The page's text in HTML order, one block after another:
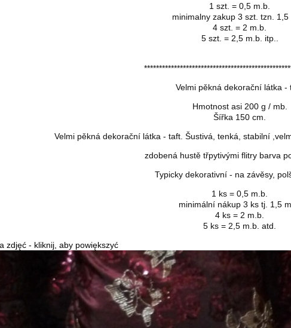
1 szt. = 0,5 m.b.
minimalny zakup 3 szt. tzn. 1,5
4 szt. = 2 m.b.
5 szt. = 2,5 m.b. itp..
Velmi pěkná dekorační látka -
Hmotnost asi 200 g / mb.
Šířka 150 cm.
Velmi pěkná dekorační látka - taft. Šustivá, tenká, stabilní,
zdobená hustě třpytivými flitry barva
Typicky dekorativní - na závěsy,
1 ks = 0,5 m.b.
minimální nákup 3 ks tj. 1,5
4 ks = 2 m.b.
5 ks = 2,5 m.b. atd.
zdjęć - kliknij, aby powiększyć